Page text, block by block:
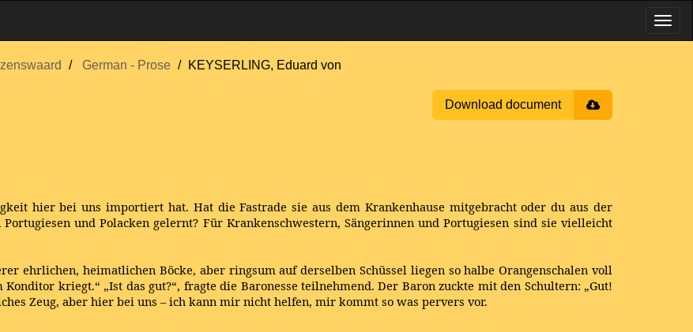
German - Prose KEYSERLING, Eduard von
Download document
hier bei uns importiert hat. Hat die Fastrade sie aus dem Krankenhause mitgebracht oder du aus der
und Polacken gelernt? Für Krankenschwestern, Sängerinnen und Portugiesen sind sie vielleicht
ehrlichen, heimatlichen Böcke, aber ringsum auf derselben Schüssel liegen so halbe Orangenschalen voll
kriegt.“ „Ist das gut?“, fragte die Baronesse teilnehmend. Der Baron zuckte mit den Schultern: „Gut!
Zeug, aber hier bei uns – ich kann mir nicht helfen, mir kommt so was pervers vor.